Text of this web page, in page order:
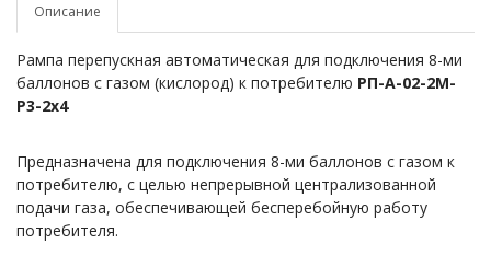
Описание
Рампа перепускная автоматическая для подключения 8-ми
баллонов с газом (кислород) к потребителю РП-А-02-2М-
Р3-2х4
Предназначена для подключения 8-ми баллонов с газом к
потребителю, с целью непрерывной централизованной
подачи газа, обеспечивающей бесперебойную работу
потребителя.